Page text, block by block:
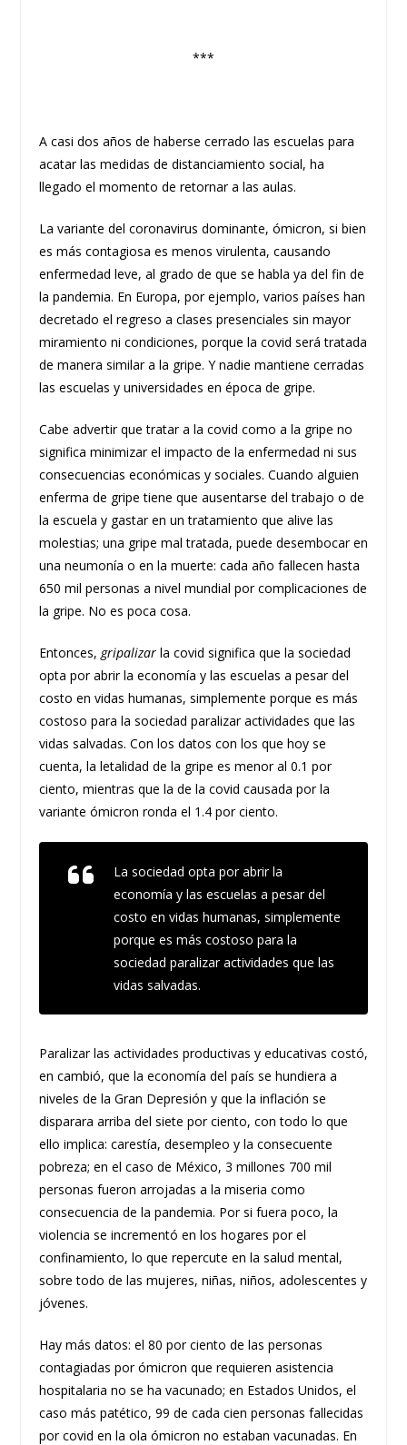
***
A casi dos años de haberse cerrado las escuelas para
acatar las medidas de distanciamiento social, ha
llegado el momento de retornar a las aulas.
La variante del coronavirus dominante, ómicron, si bien
es más contagiosa es menos virulenta, causando
enfermedad leve, al grado de que se habla ya del fin de
la pandemia. En Europa, por ejemplo, varios países han
decretado el regreso a clases presenciales sin mayor
miramiento ni condiciones, porque la covid será tratada
de manera similar a la gripe. Y nadie mantiene cerradas
las escuelas y universidades en época de gripe.
Cabe advertir que tratar a la covid como a la gripe no
significa minimizar el impacto de la enfermedad ni sus
consecuencias económicas y sociales. Cuando alguien
enferma de gripe tiene que ausentarse del trabajo o de
la escuela y gastar en un tratamiento que alive las
molestias; una gripe mal tratada, puede desembocar en
una neumonía o en la muerte: cada año fallecen hasta
650 mil personas a nivel mundial por complicaciones de
la gripe. No es poca cosa.
Entonces, gripalizarla covid significa que la sociedad
opta por abrir la economía y las escuelas a pesar del
costo en vidas humanas, simplemente porque es más
costoso para la sociedad paralizar actividades que las
vidas salvadas. Con los datos con los que hoy se
cuenta, la letalidad de la gripe es menor al 0.1 por
ciento, mientras que la de la covid causada por la
variante ómicron ronda el 1.4 por ciento.
La sociedad opta por abrir la
economía y las escuelas a pesar del
costo en vidas humanas, simplemente
porque es más costoso para la
sociedad paralizar actividades que las
vidas salvadas.
Paralizar las actividades productivas y educativas costó,
en cambió, que la economía del país se hundiera a
niveles de la Gran Depresión y que la inflación se
disparara arriba del siete por ciento, con todo lo que
ello implica: carestía, desempleo y la consecuente
pobreza; en el caso de México, ​​3 millones 700 mil
personas fueron arrojadas a la miseria como
consecuencia de la pandemia. Por si fuera poco, la
violencia se incrementó en los hogares por el
confinamiento, lo que repercute en la salud mental,
sobre todo de las mujeres, niñas, niños, adolescentes y
jóvenes.
Hay más datos: el 80 por ciento de las personas
contagiadas por ómicron que requieren asistencia
hospitalaria no se ha vacunado; en Estados Unidos, el
caso más patético, 99 de cada cien personas fallecidas
por covid en la ola ómicron no estaban vacunadas. En